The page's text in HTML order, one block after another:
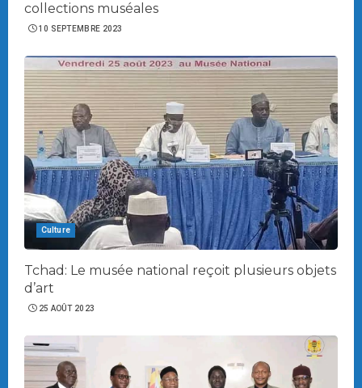
collections muséales
10 SEPTEMBRE 2023
Culture
Tchad: Le musée national reçoit plusieurs objets
d’art
25 AOÛT 2023